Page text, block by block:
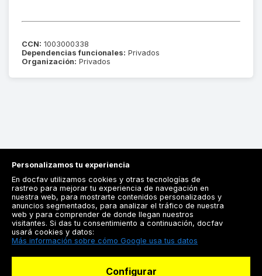
CCN: 1003000338
Dependencias funcionales: Privados
Organización: Privados
Registrarse
Docfav
Personalizamos tu experiencia
En docfav utilizamos cookies y otras tecnologías de
rastreo para mejorar tu experiencia de navegación en
nuestra web, para mostrarte contenidos personalizados y
anuncios segmentados, para analizar el tráfico de nuestra
web y para comprender de donde llegan nuestros
visitantes. Si das tu consentimiento a continuación, docfav
usará cookies y datos:
Más información sobre cómo Google usa tus datos
Configurar